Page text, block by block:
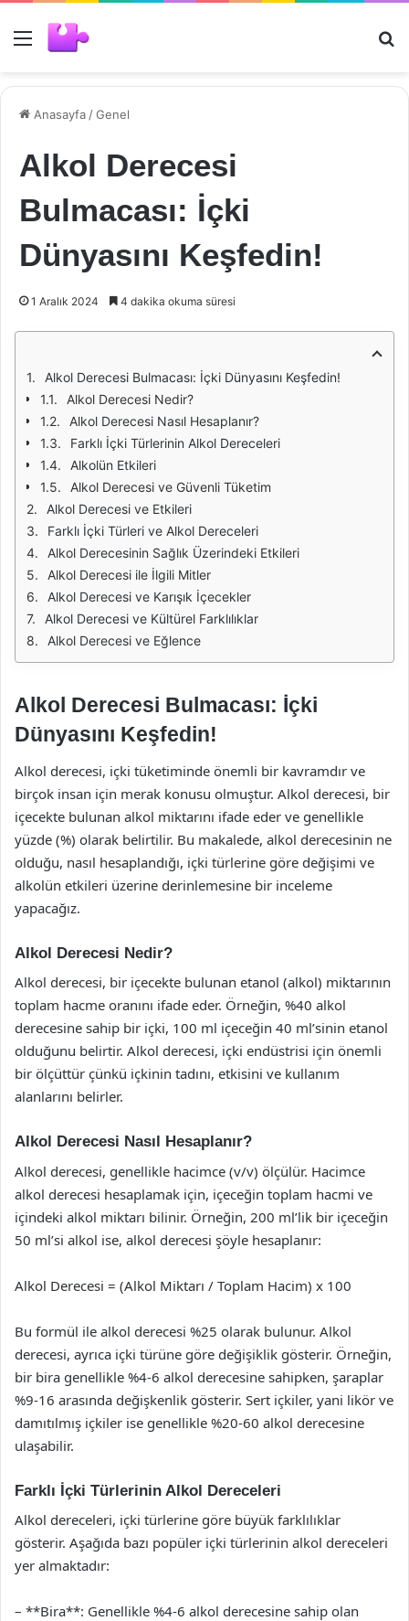
Menü
Anasayfa /Genel
Alkol Derecesi
Bulmacası: İçki
Dünyasını Keşfedin!
1 Aralık 2024 4 dakika okuma süresi
Alkol Derecesi Bulmacası: İçki Dünyasını Keşfedin!
Alkol Derecesi Nedir?
Alkol Derecesi Nasıl Hesaplanır?
Farklı İçki Türlerinin Alkol Dereceleri
Alkolün Etkileri
Alkol Derecesi ve Güvenli Tüketim
Alkol Derecesi ve Etkileri
Farklı İçki Türleri ve Alkol Dereceleri
Alkol Derecesinin Sağlık Üzerindeki Etkileri
Alkol Derecesi ile İlgili Mitler
Alkol Derecesi ve Karışık İçecekler
Alkol Derecesi ve Kültürel Farklılıklar
Alkol Derecesi ve Eğlence
Alkol Derecesi Bulmacası: İçki
Dünyasını Keşfedin!
Alkol derecesi, içki tüketiminde önemli bir kavramdır ve
birçok insan için merak konusu olmuştur. Alkol derecesi, bir
içecekte bulunan alkol miktarını ifade eder ve genellikle
yüzde (%) olarak belirtilir. Bu makalede, alkol derecesinin ne
olduğu, nasıl hesaplandığı, içki türlerine göre değişimi ve
alkolün etkileri üzerine derinlemesine bir inceleme
yapacağız.
Alkol Derecesi Nedir?
Alkol derecesi, bir içecekte bulunan etanol (alkol) miktarının
toplam hacme oranını ifade eder. Örneğin, %40 alkol
derecesine sahip bir içki, 100 ml içeceğin 40 ml’sinin etanol
olduğunu belirtir. Alkol derecesi, içki endüstrisi için önemli
bir ölçüttür çünkü içkinin tadını, etkisini ve kullanım
alanlarını belirler.
Alkol Derecesi Nasıl Hesaplanır?
Alkol derecesi, genellikle hacimce (v/v) ölçülür. Hacimce
alkol derecesi hesaplamak için, içeceğin toplam hacmi ve
içindeki alkol miktarı bilinir. Örneğin, 200 ml’lik bir içeceğin
50 ml’si alkol ise, alkol derecesi şöyle hesaplanır:
Alkol Derecesi = (Alkol Miktarı / Toplam Hacim) x 100
Bu formül ile alkol derecesi %25 olarak bulunur. Alkol
derecesi, ayrıca içki türüne göre değişiklik gösterir. Örneğin,
bir bira genellikle %4-6 alkol derecesine sahipken, şaraplar
%9-16 arasında değişkenlik gösterir. Sert içkiler, yani likör ve
damıtılmış içkiler ise genellikle %20-60 alkol derecesine
ulaşabilir.
Farklı İçki Türlerinin Alkol Dereceleri
Alkol dereceleri, içki türlerine göre büyük farklılıklar
gösterir. Aşağıda bazı popüler içki türlerinin alkol dereceleri
yer almaktadır:
– **Bira**: Genellikle %4-6 alkol derecesine sahip olan